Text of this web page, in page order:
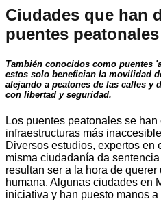
Ciudades que han
puentes peatonales
También conocidos como puentes
estos solo benefician la movilidad
alejando a peatones de las calles y
con libertad y seguridad.
Los puentes peatonales se
infraestructuras más
Diversos estudios, expertos en
misma ciudadanía da
resultan ser a la hora de
humana. Algunas ciudades en
iniciativa y han puesto manos